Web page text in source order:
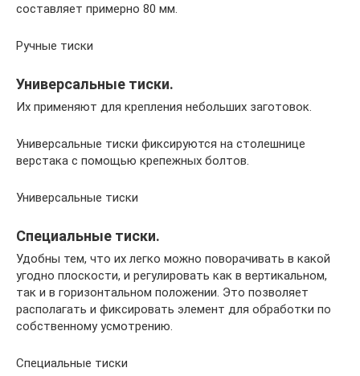
составляет примерно 80 мм.
Ручные тиски
Универсальные тиски.
Их применяют для крепления небольших заготовок.
Универсальные тиски фиксируются на столешнице
верстака с помощью крепежных болтов.
Универсальные тиски
Специальные тиски.
Удобны тем, что их легко можно поворачивать в какой
угодно плоскости, и регулировать как в вертикальном,
так и в горизонтальном положении. Это позволяет
располагать и фиксировать элемент для обработки по
собственному усмотрению.
Специальные тиски